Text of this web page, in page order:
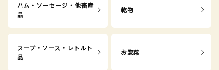
ハム・ソーセージ・他畜産
品
乾物
スープ・ソース・レトルト
品
お惣菜